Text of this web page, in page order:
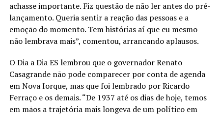
achasse importante. Fiz questão de não ler antes do pré-
lançamento. Queria sentir a reação das pessoas e a
emoção do momento. Tem histórias aí que eu mesmo
não lembrava mais”, comentou, arrancando aplausos.
O Dia a Dia ES lembrou que o governador Renato
Casagrande não pode comparecer por conta de agenda
em Nova Iorque, mas que foi lembrado por Ricardo
Ferraço e os demais. “De 1937 até os dias de hoje, temos
em mãos a trajetória mais longeva de um político em